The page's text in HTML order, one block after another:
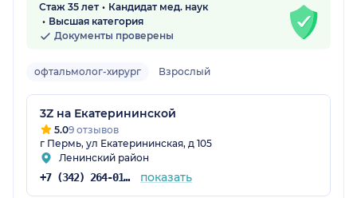
Стаж 35 лет
Кандидат мед. наук
Высшая категория
Документы проверены
офтальмолог-хирург Взрослый
3Z на Екатерининской
5.09 отзывов
г Пермь, ул Екатерининская, д 105
Ленинский район
+7 (342) 264-01-65 показать